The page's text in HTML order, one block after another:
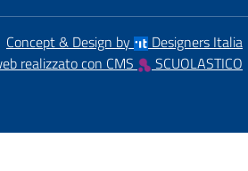
Concept & Design by
Designers Italia
realizzato con CMS
SCUOLASTICO